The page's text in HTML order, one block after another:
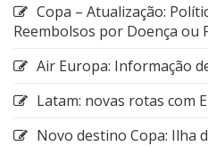
Copa – Atualização:
Reembolsos por Doença ou
Air Europa: Informação
Latam: novas rotas com
Novo destino Copa: Ilha